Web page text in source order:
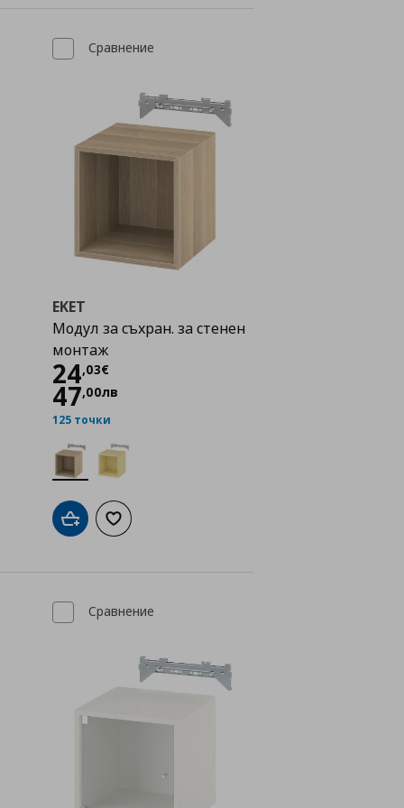
с любими
Сравнение
EKET
Модул за съхран. за стенен
монтаж
24,03€
Цена
47,00лв
125 точки
Добави в кошницата
Добави към списъка с любими
Сравнение